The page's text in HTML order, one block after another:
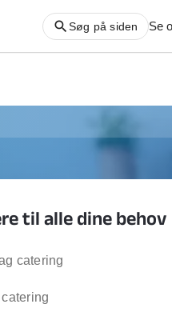
hvidevarer
Søg på siden Se
til alle dine behov
catering